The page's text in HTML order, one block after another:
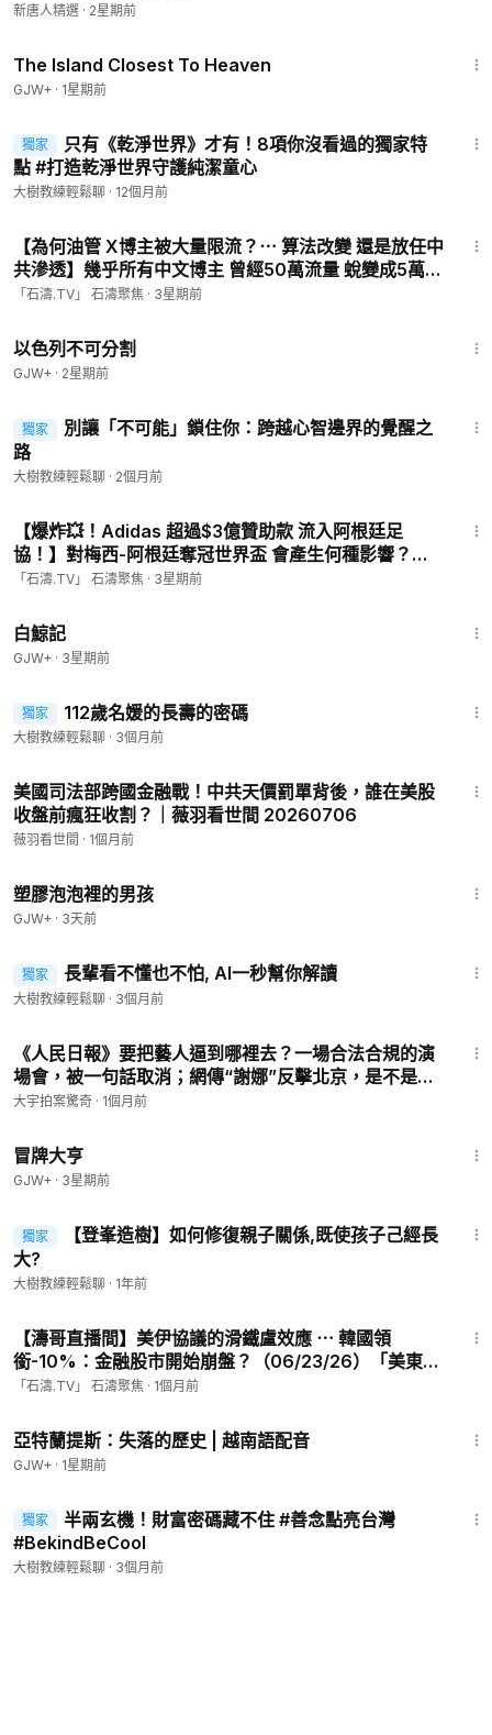
新唐人精選 · 2星期前
The Island Closest To Heaven
GJW+ · 1星期前
獨家
只有《乾淨世界》才有！8項你沒看過的獨家特
點 #打造乾淨世界守護純潔童心
大樹教練輕鬆聊 · 12個月前
【為何油管 X博主被大量限流？⋯ 算法改變 還是放任中
共滲透】幾乎所有中文博主 曾經50萬流量 蛻變成5萬
⋯ 社媒平台自我？AI？中共？（07/11/26）#musk
「石濤.TV」 石濤聚焦 · 3星期前
以色列不可分割
GJW+ · 2星期前
獨家
別讓「不可能」鎖住你：跨越心智邊界的覺醒之
路
大樹教練輕鬆聊 · 2個月前
【爆炸💥！Adidas 超過$3億贊助款 流入阿根廷足
協！】對梅西-阿根廷奪冠世界盃 會產生何種影響？
（07/11/26）#worldcup #messi
「石濤.TV」 石濤聚焦 · 3星期前
白鯨記
GJW+ · 3星期前
獨家 112歲名媛的長壽的密碼
大樹教練輕鬆聊 · 3個月前
美國司法部跨國金融戰！中共天價罰單背後，誰在美股
收盤前瘋狂收割？｜薇羽看世間 20260706
薇羽看世間 · 1個月前
塑膠泡泡裡的男孩
GJW+ · 3天前
獨家 長輩看不懂也不怕, AI一秒幫你解讀
大樹教練輕鬆聊 · 3個月前
《人民日報》要把藝人逼到哪裡去？一場合法合規的演
場會，被一句話取消；網傳“謝娜”反擊北京，是不是真
的？｜大宇拍案驚奇 06.29.2026
大宇拍案驚奇 · 1個月前
冒牌大亨
GJW+ · 3星期前
獨家
【登峯造樹】如何修復親子關係,既使孩子己經長
大?
大樹教練輕鬆聊 · 1年前
【濤哥直播間】美伊協議的滑鐵盧效應 ⋯ 韓國領
銜-10%：金融股市開始崩盤？（06/23/26）「美東早
8:45 北京晚8:45」
「石濤.TV」 石濤聚焦 · 1個月前
亞特蘭提斯：失落的歷史 | 越南語配音
GJW+ · 1星期前
獨家
半兩玄機！財富密碼藏不住 #善念點亮台灣
#BekindBeCool
大樹教練輕鬆聊 · 3個月前